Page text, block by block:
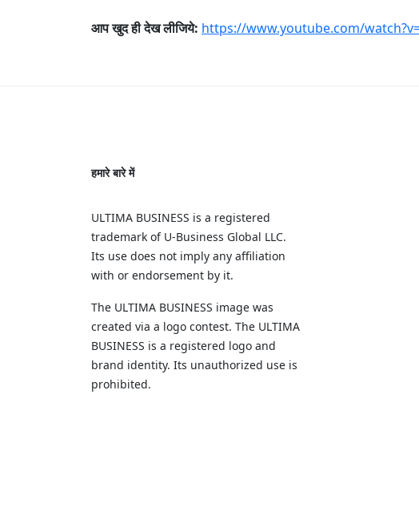
आप खुद ही देख लीजिये: https://www.youtube.com/
हमारे बारे में
ULTIMA BUSINESS is a registered
trademark of U‑Business Global LLC.
Its use does not imply any affiliation
with or endorsement by it.
The ULTIMA BUSINESS image was
created via a logo contest. The ULTIMA
BUSINESS is a registered logo and
brand identity. Its unauthorized use is
prohibited.